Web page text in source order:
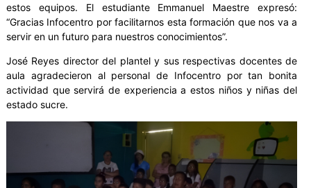
estos equipos. El estudiante Emmanuel Maestre expresó:
“Gracias Infocentro por facilitarnos esta formación que nos va a
servir en un futuro para nuestros conocimientos”.
José Reyes director del plantel y sus respectivas docentes de
aula agradecieron al personal de Infocentro por tan bonita
actividad que servirá de experiencia a estos niños y niñas del
estado sucre.